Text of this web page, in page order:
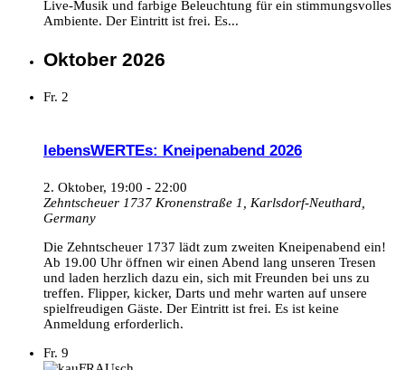
Live-Musik und farbige Beleuchtung für ein stimmungsvolles
Ambiente. Der Eintritt ist frei. Es...
Oktober 2026
Fr. 2
lebensWERTEs: Kneipenabend 2026
2. Oktober, 19:00 - 22:00
Zehntscheuer 1737 Kronenstraße 1, Karlsdorf-Neuthard,
Germany
Die Zehntscheuer 1737 lädt zum zweiten Kneipenabend ein!
Ab 19.00 Uhr öffnen wir einen Abend lang unseren Tresen
und laden herzlich dazu ein, sich mit Freunden bei uns zu
treffen. Flipper, kicker, Darts und mehr warten auf unsere
spielfreudigen Gäste. Der Eintritt ist frei. Es ist keine
Anmeldung erforderlich.
Fr. 9